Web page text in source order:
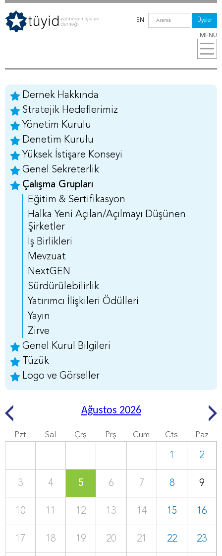
MENÜ
EN Üyeler
Dernek Hakkında
Stratejik Hedeflerimiz
Yönetim Kurulu
Denetim Kurulu
Yüksek İstişare Konseyi
Genel Sekreterlik
Çalışma Grupları
Eğitim & Sertifikasyon
Halka Yeni Açılan/Açılmayı Düşünen
Şirketler
İş Birlikleri
Mevzuat
NextGEN
Sürdürülebilirlik
Yatırımcı İlişkileri Ödülleri
Yayın
Zirve
Genel Kurul Bilgileri
Tüzük
Logo ve Görseller
Ağustos 2026
Pzt Sal Çrş Prş Cum Cts Paz
1 2
3 4 5 6 7 8 9
10 11 12 13 14 15 16
17 18 19 20 21 22 23